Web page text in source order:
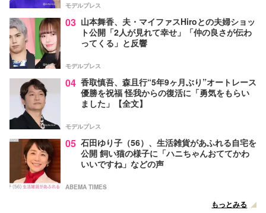
モデルプレス
03 山本舞香、夫・マイファスHiroとの夫婦ショッ
ト公開「2人が見れて幸せ」「仲の良さが伝わ
ってくる」と反響
モデルプレス
04 香取慎吾、森且行“5年9ヶ月ぶり”オートレース
優勝を祝福 怪我からの復活に「勇気をもらい
ました」【全文】
モデルプレス
05 石田ゆり子（56）、生活雑貨があふれる自宅を
公開 飼い猫の様子に「ハニちゃんおててかわ
いいですね」などの声
ABEMA TIMES
もっとみる